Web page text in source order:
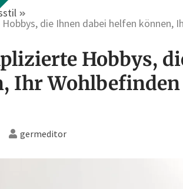
die Ihnen dabei helfen können,
Hobbys,
Ihr
germeditor